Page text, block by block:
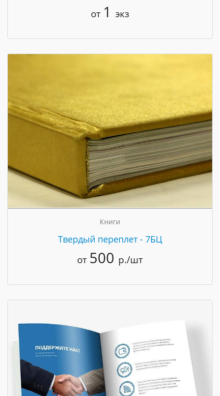
от 1 экз
Книги
Твердый переплет - 7БЦ
от 500 р./шт